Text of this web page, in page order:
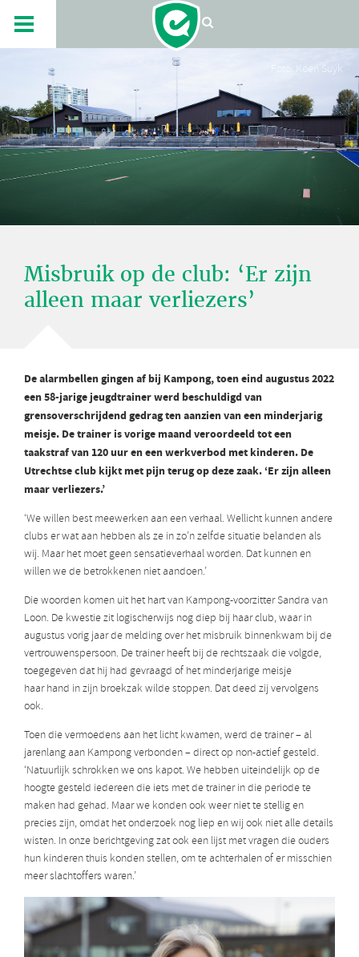
Foto: Koen Suyk
Misbruik op de club: ‘Er zijn
alleen maar verliezers’
De alarmbellen gingen af bij Kampong, toen eind augustus 2022
een 58-jarige jeugdtrainer werd beschuldigd van
grensoverschrijdend gedrag ten aanzien van een minderjarig
meisje. De trainer is vorige maand veroordeeld tot een
taakstraf van 120 uur en een werkverbod met kinderen. De
Utrechtse club kijkt met pijn terug op deze zaak. ‘Er zijn alleen
maar verliezers.’
‘We willen best meewerken aan een verhaal. Wellicht kunnen andere
clubs er wat aan hebben als ze in zo’n zelfde situatie belanden als
wij. Maar het moet geen sensatieverhaal worden. Dat kunnen en
willen we de betrokkenen niet aandoen.’
Die woorden komen uit het hart van Kampong-voorzitter Sandra van
Loon. De kwestie zit logischerwijs nog diep bij haar club, waar in
augustus vorig jaar de melding over het misbruik binnenkwam bij de
vertrouwenspersoon. De trainer heeft bij de rechtszaak die volgde,
toegegeven dat hij had gevraagd of het minderjarige meisje
haarhand in zijn broekzak wilde stoppen. Dat deed zij vervolgens
ook.
Toen die vermoedens aan het licht kwamen, werd de trainer – al
jarenlang aan Kampong verbonden – direct op non-actief gesteld.
‘Natuurlijk schrokken we ons kapot. We hebben uiteindelijk op de
hoogte gesteld iedereen die iets met de trainer in die periode te
maken had gehad. Maar we konden ook weer niet te stellig en
precies zijn, omdat het onderzoek nog liep en wij ook niet alle details
wisten. In onze berichtgeving zat ook een lijst met vragen die ouders
hun kinderen thuis konden stellen, om te achterhalen of er misschien
meer slachtoffers waren.’